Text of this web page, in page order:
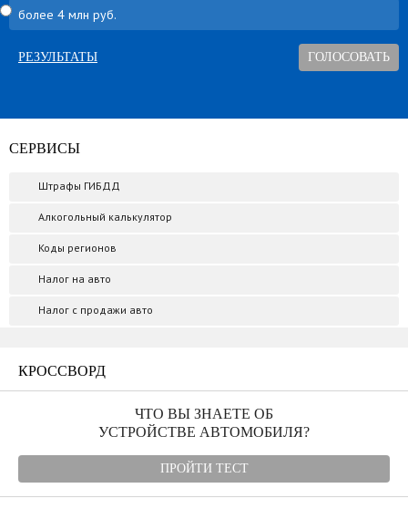
более 4 млн руб.
РЕЗУЛЬТАТЫ
СЕРВИСЫ
Штрафы ГИБДД
Алкогольный калькулятор
Коды регионов
Налог на авто
Налог с продажи авто
КРОССВОРД
ЧТО ВЫ ЗНАЕТЕ ОБ
УСТРОЙСТВЕ АВТОМОБИЛЯ?
ПРОЙТИ ТЕСТ